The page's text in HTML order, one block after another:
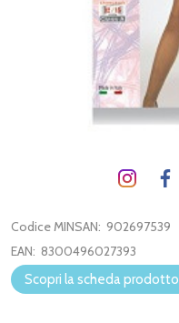
Codice MINSAN: 902697539
EAN: 8300496027393
Scopri la scheda prodotto